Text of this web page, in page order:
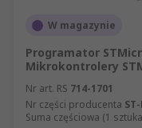
W magazynie
Programator
Mikrokontrolery
Nr art. RS 714-1701
Nr części producenta
Suma częściowa (1